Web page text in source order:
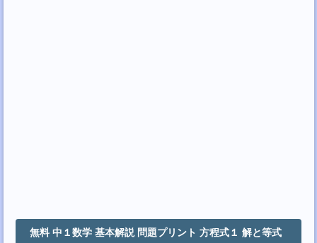
無料 中１数学 基本解説 問題プリント 方程式１ 解と等式